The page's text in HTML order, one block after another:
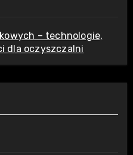
– technologie,
dla oczyszczalni